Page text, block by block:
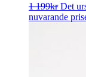
1 199kr Det
nuvarande